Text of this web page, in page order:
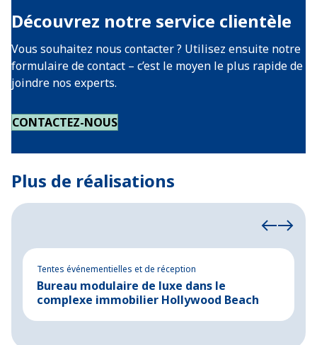
Découvrez notre service clientèle
Vous souhaitez nous contacter ? Utilisez ensuite notre
formulaire de contact – c’est le moyen le plus rapide de
joindre nos experts.
CONTACTEZ-NOUS
Plus de réalisations
Tentes événementielles et de réception
Bureau modulaire de luxe dans le
complexe immobilier Hollywood Beach